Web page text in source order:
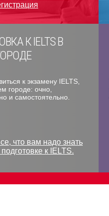
К IELTS В
к экзамену IELTS,
городе: очно,
и самостоятельно.
что вам надо знать
к IELTS.